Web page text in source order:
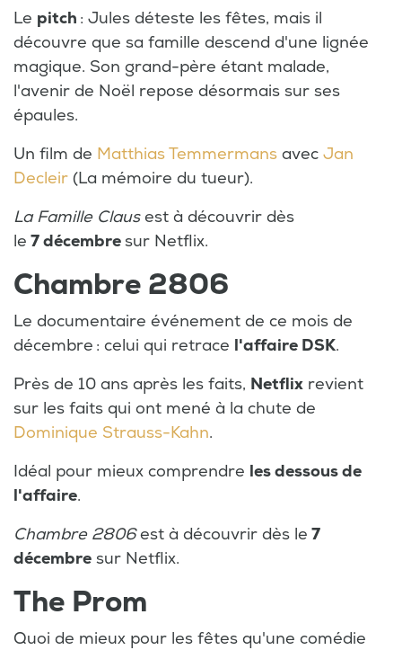
Le pitch : Jules déteste les fêtes, mais il
découvre que sa famille descend d'une lignée
magique. Son grand-père étant malade,
l'avenir de Noël repose désormais sur ses
épaules.
Un film de Matthias Temmermans avec Jan
Decleir (La mémoire du tueur).
La Famille Clausest à découvrir dès
le 7 décembresur Netflix.
Chambre 2806
Le documentaire événement de ce mois de
décembre : celui qui retrace l'affaire DSK.
Près de 10 ans après les faits, Netflix revient
sur les faits qui ont mené à la chute de
Dominique Strauss-Kahn.
Idéal pour mieux comprendre les dessous de
l'affaire.
Chambre 2806est à découvrir dès le 7
décembre sur Netflix.
The Prom
Quoi de mieux pour les fêtes qu'une comédie